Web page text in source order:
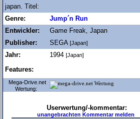
japan. Titel:
Genre:
Jump´n Run
Entwickler:
Game Freak, Japan
Publisher:
SEGA [Japan]
Jahr: 1994 [Japan]
Features:
Mega-Drive.net
Wertung:
Userwertung/-kommentar:
unangebrachten Kommentar melden